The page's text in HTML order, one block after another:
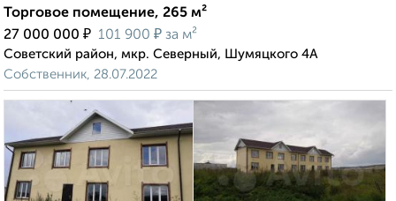
Торговое помещение, 265 м²
27 000 000 ₽ 101 900 ₽ за м²
Советский район, мкр. Северный, Шумяцкого 4А
Собственник, 28.07.2022